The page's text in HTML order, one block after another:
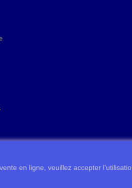
en ligne, veuillez accepter